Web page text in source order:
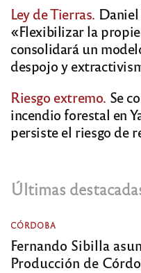
Ley de Tierras.
«Flexibilizar la
consolidará un
despojo y
Riesgo extremo. Se
incendio forestal en
persiste el riesgo de
Últimas
CÓRDOBA
Fernando Sibilla
Producción de